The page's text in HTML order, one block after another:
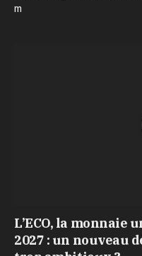
m
L’ECO, la monnaie
2027 : un nouveau